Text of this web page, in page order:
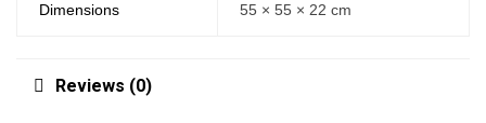
Dimensions 55 × 55 × 22 cm
Reviews (0)